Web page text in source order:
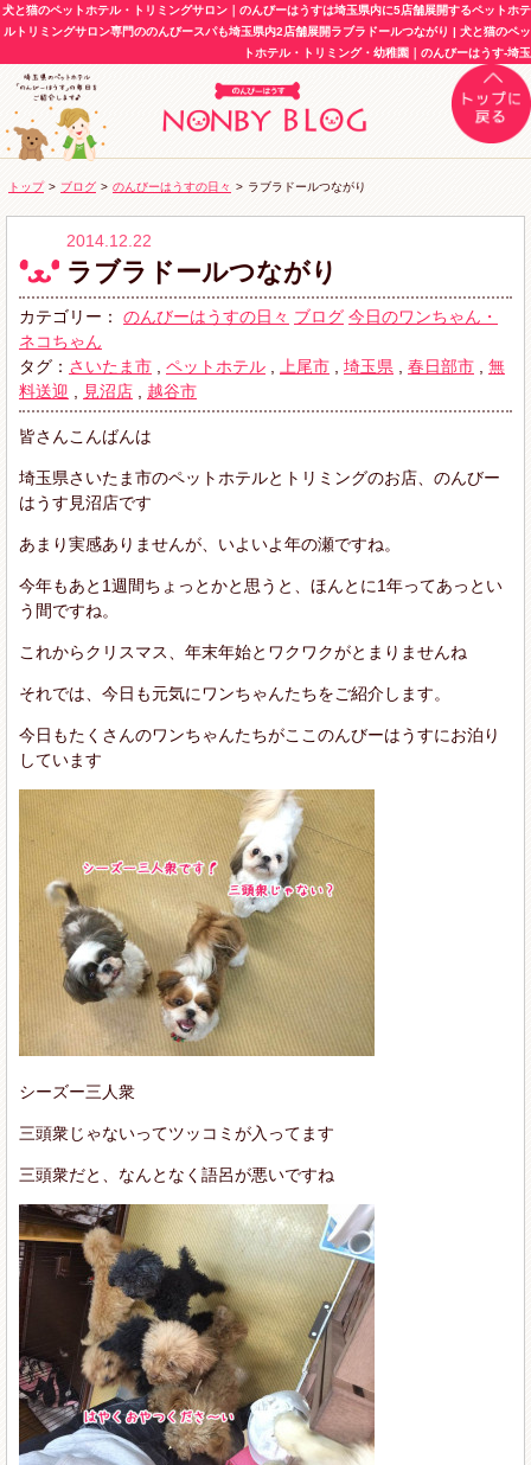
犬と猫のペットホテル・トリミングサロン｜のんびーはうすは埼玉県内に5店舗展開するペットホテ
ルトリミングサロン専門ののんびースパも埼玉県内2店舗展開ラブラドールつながり | 犬と猫のペッ
トホテル・トリミング・幼稚園｜のんびーはうす-埼玉
トップ > ブログ > のんびーはうすの日々 > ラブラドールつながり
2014.12.22
ラブラドールつながり
カテゴリー： のんびーはうすの日々 ブログ 今日のワンちゃん・
ネコちゃん
タグ： さいたま市 ペットホテル 上尾市 埼玉県 春日部市
無
料送迎
見沼店 越谷市
皆さんこんばんは
埼玉県さいたま市のペットホテルとトリミングのお店、のんびー
はうす見沼店です
あまり実感ありませんが、いよいよ年の瀬ですね。
今年もあと1週間ちょっとかと思うと、ほんとに1年ってあっとい
う間ですね。
これからクリスマス、年末年始とワクワクがとまりませんね
それでは、今日も元気にワンちゃんたちをご紹介します。
今日もたくさんのワンちゃんたちがここのんびーはうすにお泊り
しています
シーズー三人衆
三頭衆じゃないってツッコミが入ってます
三頭衆だと、なんとなく語呂が悪いですね